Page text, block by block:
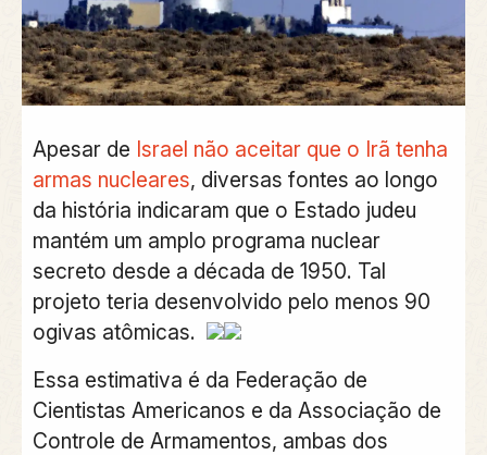
Apesar de Israel não aceitar que o Irã tenha
armas nucleares, diversas fontes ao longo
da história indicaram que o Estado judeu
mantém um amplo programa nuclear
secreto desde a década de 1950. Tal
projeto teria desenvolvido pelo menos 90
ogivas atômicas.
Essa estimativa é da Federação de
Cientistas Americanos e da Associação de
Controle de Armamentos, ambas dos